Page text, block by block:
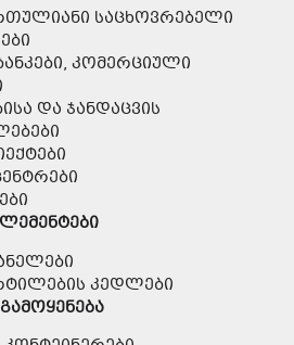
საცხოვრებელი
კომერციული
და ჯანდაცვის
კედლები
გამოყენება